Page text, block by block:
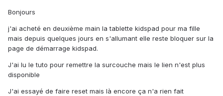
Bonjours
j'ai acheté en deuxième main la tablette kidspad pour ma fille
mais depuis quelques jours en s'allumant elle reste bloquer sur la
page de démarrage kidspad.
J'ai lu le tuto pour remettre la surcouche mais le lien n'est plus
disponible
J'ai essayé de faire reset mais là encore ça n'a rien fait